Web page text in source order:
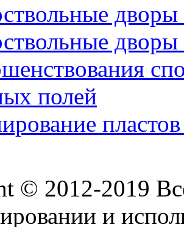
дворы
дворы
полей
© 2012-2019
и